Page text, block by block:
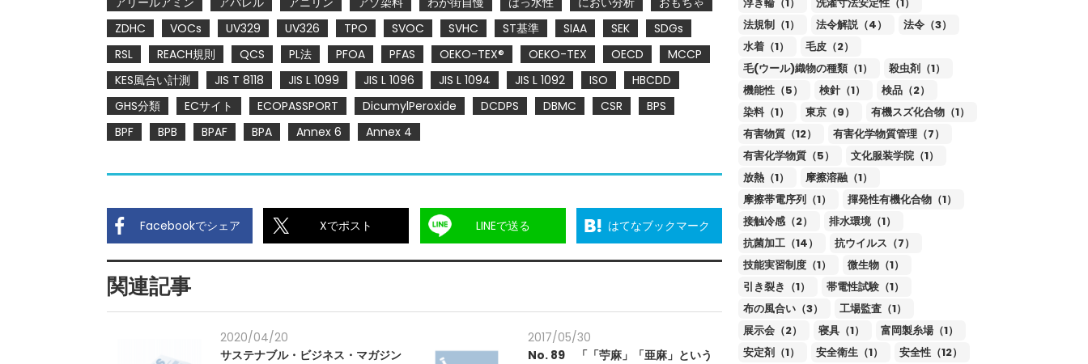
ZDHC
VOCs UV329 UV326 TPO SVOC SVHC ST基準 SIAA SEK
SDGs
RSL
REACH規則 QCS PL法 PFOA PFAS OEKO-TEX® OEKO-TEX OECD
MCCP
KES風合い計測
JIS T 8118 JIS L 1099 JIS L 1096 JIS L 1094 JIS L 1092 ISO
HBCDD
GHS分類
ECサイト ECOPASSPORT DicumylPeroxide DCDPS DBMC CSR
BPS
BPF
BPB BPAF BPA Annex 6 Annex 4
Facebookでシェア Xでポスト LINEで送る はてなブックマーク
関連記事
2020/04/20
サステナブル・ビジネス・マガジン
2017/05/30
No. 89 「「苧麻」「亜麻」という
法規制（1）
法令解説（4）
法令（3）
水着（1）
毛皮（2）
毛(ウール)織物の種類（1）
殺虫剤（1）
機能性（5）
検針（1）
検品（2）
染料（1）
東京（9）
有機スズ化合物（1）
有害物質（12）
有害化学物質管理（7）
有害化学物質（5）
文化服装学院（1）
放熱（1）
摩擦溶融（1）
摩擦帯電序列（1）
揮発性有機化合物（1）
接触冷感（2）
排水環境（1）
抗菌加工（14）
抗ウイルス（7）
技能実習制度（1）
微生物（1）
引き裂き（1）
帯電性試験（1）
布の風合い（3）
工場監査（1）
展示会（2）
寝具（1）
富岡製糸場（1）
安定剤（1）
安全衛生（1）
安全性（12）